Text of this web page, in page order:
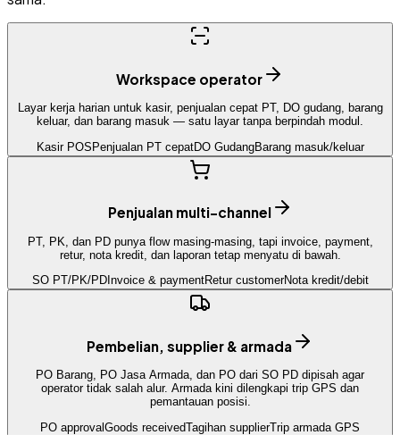
Workspace operator
Layar kerja harian untuk kasir, penjualan cepat PT, DO gudang, barang
keluar, dan barang masuk — satu layar tanpa berpindah modul.
Kasir POSPenjualan PT cepatDO GudangBarang masuk/keluar
Penjualan multi-channel
PT, PK, dan PD punya flow masing-masing, tapi invoice, payment,
retur, nota kredit, dan laporan tetap menyatu di bawah.
SO PT/PK/PDInvoice & paymentRetur customerNota kredit/debit
Pembelian, supplier & armada
PO Barang, PO Jasa Armada, dan PO dari SO PD dipisah agar
operator tidak salah alur. Armada kini dilengkapi trip GPS dan
pemantauan posisi.
PO approvalGoods receivedTagihan supplierTrip armada GPS